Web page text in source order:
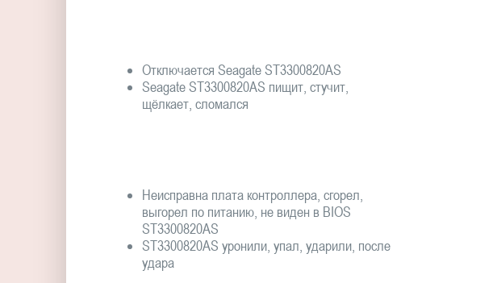
Отключается Seagate ST3300820AS
Seagate ST3300820AS пищит, стучит,
щёлкает, сломался
Неисправна плата контроллера, сгорел,
выгорел по питанию, не виден в BIOS
ST3300820AS
ST3300820AS уронили, упал, ударили, после
удара